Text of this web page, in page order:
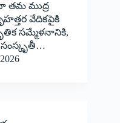
తమ ముద్ర
వేదికపైకి
సమ్మేళనానికి,
సంస్కృతీ…